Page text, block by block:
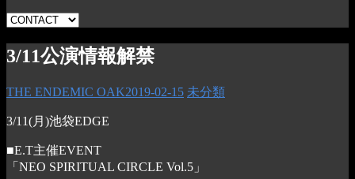
3/11公演情報解禁
THE ENDEMIC OAK2019-02-15 未分類
3/11(月)池袋EDGE
■E.T主催EVENT
「NEO SPIRITUAL CIRCLE Vol.5」